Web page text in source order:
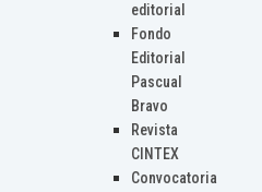
editorial
Fondo
Editorial
Pascual
Bravo
Revista
CINTEX
Convocatoria